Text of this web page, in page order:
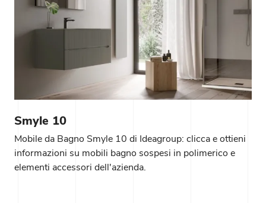
Smyle 10
Mobile da Bagno Smyle 10 di Ideagroup: clicca e ottieni
informazioni su mobili bagno sospesi in polimerico e
elementi accessori dell'azienda.